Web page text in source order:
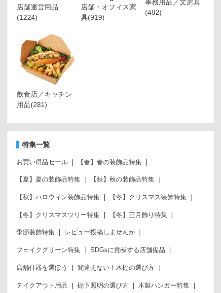
店舗運営用品
(1224)
店舗・オフィス家
具(919)
事務用品／文房具
(482)
飲食店／キッチン
用品(281)
特集一覧
お買い得品セール 【春】春の装飾品特集
【夏】夏の装飾品特集 【秋】秋の装飾品特集
【秋】ハロウィン装飾品特集 【冬】クリスマス装飾特集
【冬】クリスマスツリー特集 【冬】正月飾り特集
季節装飾特集 レビュー投稿しませんか
フェイクグリーン特集 SDGsに貢献する店舗備品
店舗什器を選ぼう 間違えない！木棚の選び方
テイクアウト用品 棚下照明の選び方 木製ハンガー特集